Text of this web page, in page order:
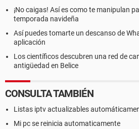
¡No caigas! Así es como te manipulan
temporada navideña
Así puedes tomarte un descanso de
aplicación
Los científicos descubren una red de
antigüedad en Belice
CONSULTA TAMBIÉN
Listas iptv actualizables
Mi pc se reinicia automaticamente